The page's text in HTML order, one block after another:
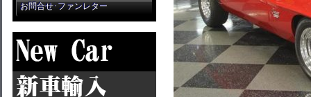
お問合せ･ファンレター